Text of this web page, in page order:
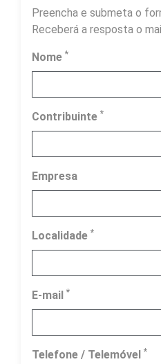
Preencha e submeta o
Receberá a resposta o
Nome *
Contribuinte *
Empresa
Localidade *
E-mail *
Telefone / Telemóvel *